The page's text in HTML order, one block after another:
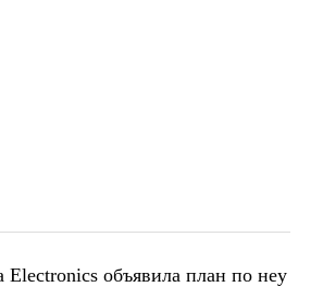
объявила план по неу